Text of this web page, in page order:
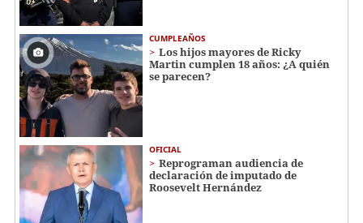
CUMPLEAÑOS
Los hijos mayores de Ricky
Martin cumplen 18 años: ¿A quién
se parecen?
OFICIAL
Reprograman audiencia de
declaración de imputado de
Roosevelt Hernández